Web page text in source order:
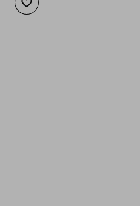
Добави към списъка с